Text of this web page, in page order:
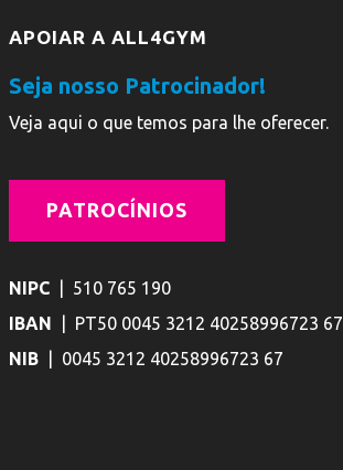
APOIAR A ALL4GYM
Seja nosso Patrocinador!
Veja aqui o que temos para lhe oferecer.
PATROCÍNIOS
NIPC | 510 765 190
IBAN | PT50 0045 3212 40258996723 67
NIB
| 0045 3212 40258996723 67